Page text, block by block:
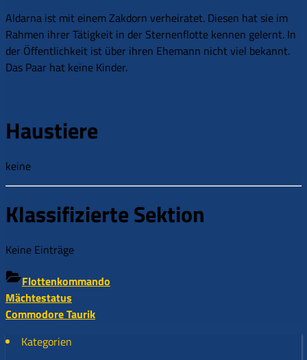
Aldarna ist mit einem Zakdorn verheiratet. Diesen hat sie im
Rahmen ihrer Tätigkeit in der Sternenflotte kennen gelernt. In
der Öffentlichkeit ist über ihren Ehemann nicht viel bekannt.
Das Paar hat keine Kinder.
Haustiere
keine
Klassifizierte Sektion
Keine Einträge
Flottenkommando
Beitragsnavigation
Previous
Post:
Mächtestatus
Next
Commodore Taurik
Kategorien